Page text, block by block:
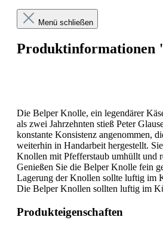
Menü schließen
Produktinformationen
Die Belper Knolle, ein legendärer
als zwei Jahrzehnten stieß Peter
konstante Konsistenz angenommen,
weiterhin in Handarbeit hergestellt.
Knollen mit Pfefferstaub umhüllt und
Genießen Sie die Belper Knolle fein
Lagerung der Knollen sollte luftig im
Die Belper Knollen sollten luftig im
Produkteigenschaften